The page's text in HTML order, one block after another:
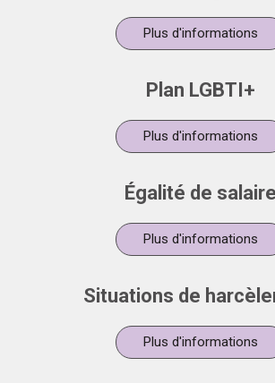
Plus d'informations
Plan LGBTI+
Plus d'informations
Égalité de salaire
Plus d'informations
Situations de
Plus d'informations